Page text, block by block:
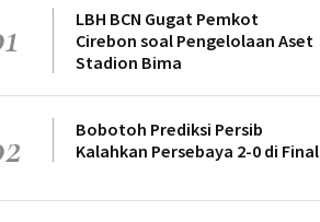
LBH BCN Gugat Pemkot
Cirebon soal Pengelolaan Aset
Stadion Bima
Bobotoh Prediksi Persib
Kalahkan Persebaya 2-0 di Final